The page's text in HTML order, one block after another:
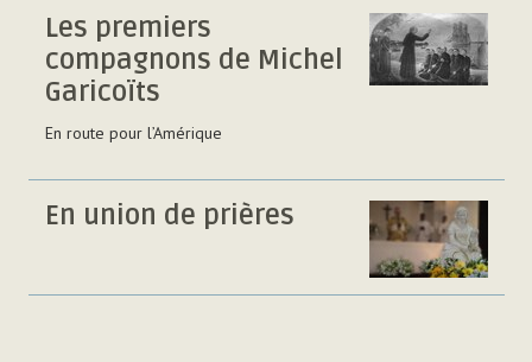
Les premiers
compagnons de Michel
Garicoïts
En route pour l’Amérique
En union de prières